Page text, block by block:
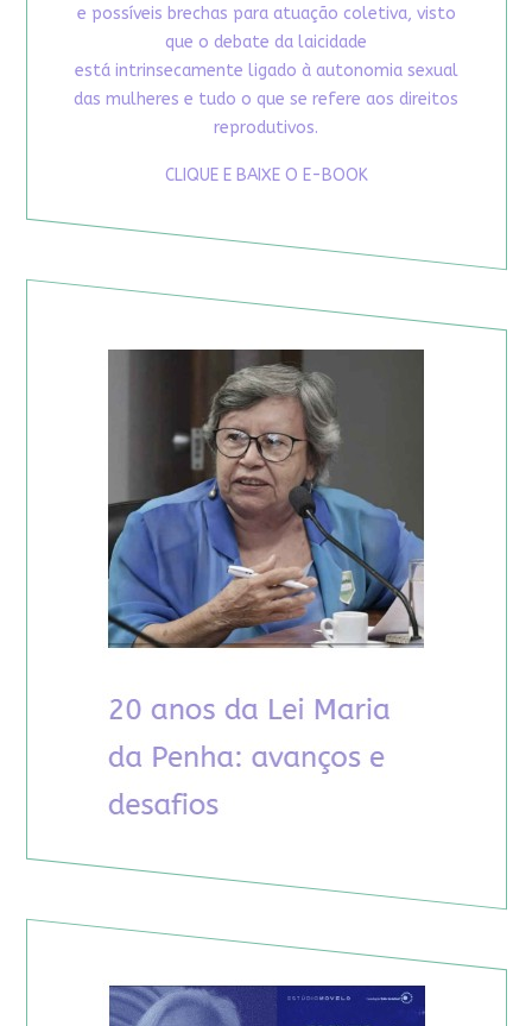
e possíveis brechas para atuação coletiva, visto
que o debate da laicidade
está intrinsecamente ligado à autonomia sexual
das mulheres e tudo o que se refere aos direitos
reprodutivos.
CLIQUE E BAIXE O E-BOOK